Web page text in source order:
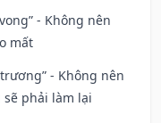
- Không nên
mất
- Không nên
phải làm lại